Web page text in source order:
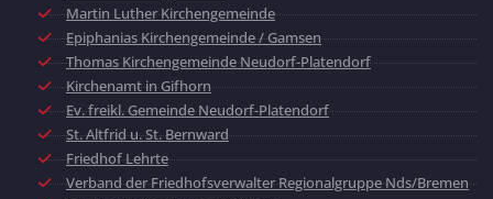
Martin Luther Kirchengemeinde
Epiphanias Kirchengemeinde / Gamsen
Thomas Kirchengemeinde Neudorf-Platendorf
Kirchenamt in Gifhorn
Ev. freikl. Gemeinde Neudorf-Platendorf
St. Altfrid u. St. Bernward
Friedhof Lehrte
Verband der Friedhofsverwalter Regionalgruppe Nds/Bremen